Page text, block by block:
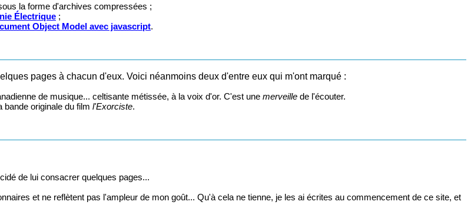
la forme d'archives compressées ;
Électrique ;
Object Model avec javascript.
pages à chacun d'eux. Voici néanmoins deux d'entre eux qui m'ont marqué :
de musique... celtisante métissée, à la voix d'or. C'est une merveille de l'écouter.
originale du film l'Exorciste.
de lui consacrer quelques pages...
et ne reflètent pas l'ampleur de mon goût... Qu'à cela ne tienne, je les ai écrites au commencement de ce site, et